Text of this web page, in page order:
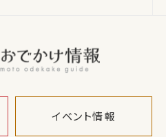
イベント情報